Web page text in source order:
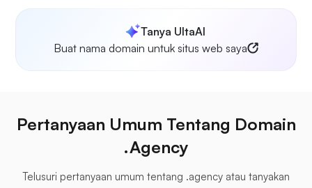
Tanya UltaAI
Buat nama domain untuk situs web saya
Pertanyaan Umum Tentang Domain
.Agency
Telusuri pertanyaan umum tentang .agency atau tanyakan